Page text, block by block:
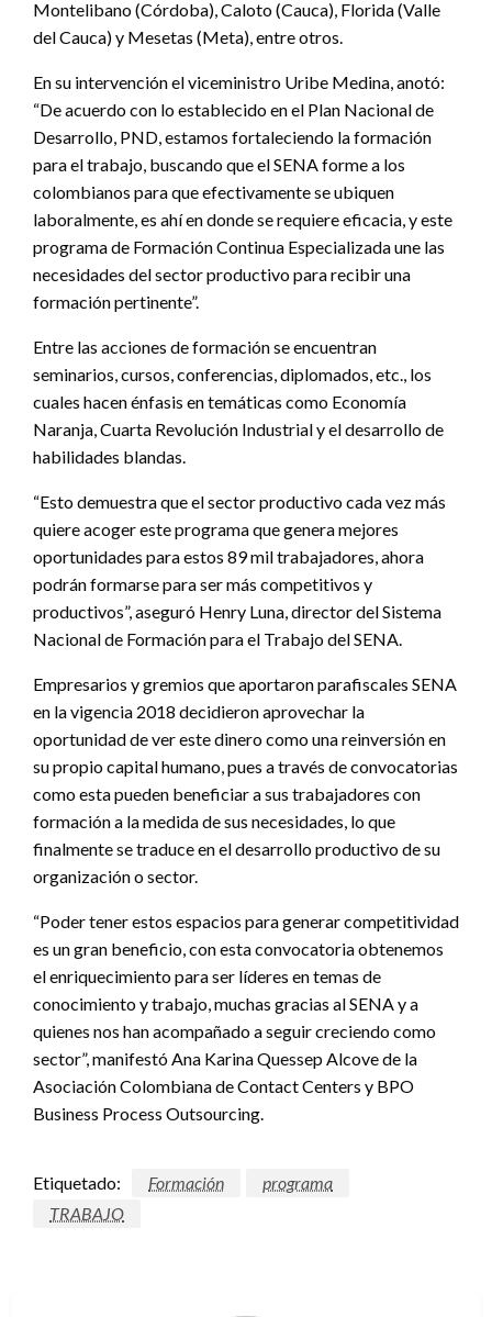
Montelibano (Córdoba), Caloto (Cauca), Florida (Valle
del Cauca) y Mesetas (Meta), entre otros.
En su intervención el viceministro Uribe Medina, anotó:
“De acuerdo con lo establecido en el Plan Nacional de
Desarrollo, PND, estamos fortaleciendo la formación
para el trabajo, buscando que el SENA forme a los
colombianos para que efectivamente se ubiquen
laboralmente, es ahí en donde se requiere eficacia, y este
programa de Formación Continua Especializada une las
necesidades del sector productivo para recibir una
formación pertinente”.
Entre las acciones de formación se encuentran
seminarios, cursos, conferencias, diplomados, etc., los
cuales hacen énfasis en temáticas como Economía
Naranja, Cuarta Revolución Industrial y el desarrollo de
habilidades blandas.
“Esto demuestra que el sector productivo cada vez más
quiere acoger este programa que genera mejores
oportunidades para estos 89 mil trabajadores, ahora
podrán formarse para ser más competitivos y
productivos”, aseguró Henry Luna, director del Sistema
Nacional de Formación para el Trabajo del SENA.
Empresarios y gremios que aportaron parafiscales SENA
en la vigencia 2018 decidieron aprovechar la
oportunidad de ver este dinero como una reinversión en
su propio capital humano, pues a través de convocatorias
como esta pueden beneficiar a sus trabajadores con
formación a la medida de sus necesidades, lo que
finalmente se traduce en el desarrollo productivo de su
organización o sector.
“Poder tener estos espacios para generar competitividad
es un gran beneficio, con esta convocatoria obtenemos
el enriquecimiento para ser líderes en temas de
conocimiento y trabajo, muchas gracias al SENA y a
quienes nos han acompañado a seguir creciendo como
sector”, manifestó Ana Karina Quessep Alcove de la
Asociación Colombiana de Contact Centers y BPO
Business Process Outsourcing.
Etiquetado: Formación
programa
TRABAJO